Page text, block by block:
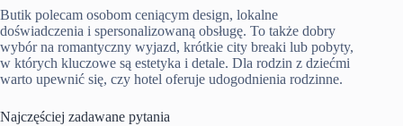
Butik polecam osobom ceniącym design, lokalne
doświadczenia i spersonalizowaną obsługę. To także dobry
wybór na romantyczny wyjazd, krótkie city breaki lub pobyty,
w których kluczowe są estetyka i detale. Dla rodzin z dziećmi
warto upewnić się, czy hotel oferuje udogodnienia rodzinne.
Najczęściej zadawane pytania